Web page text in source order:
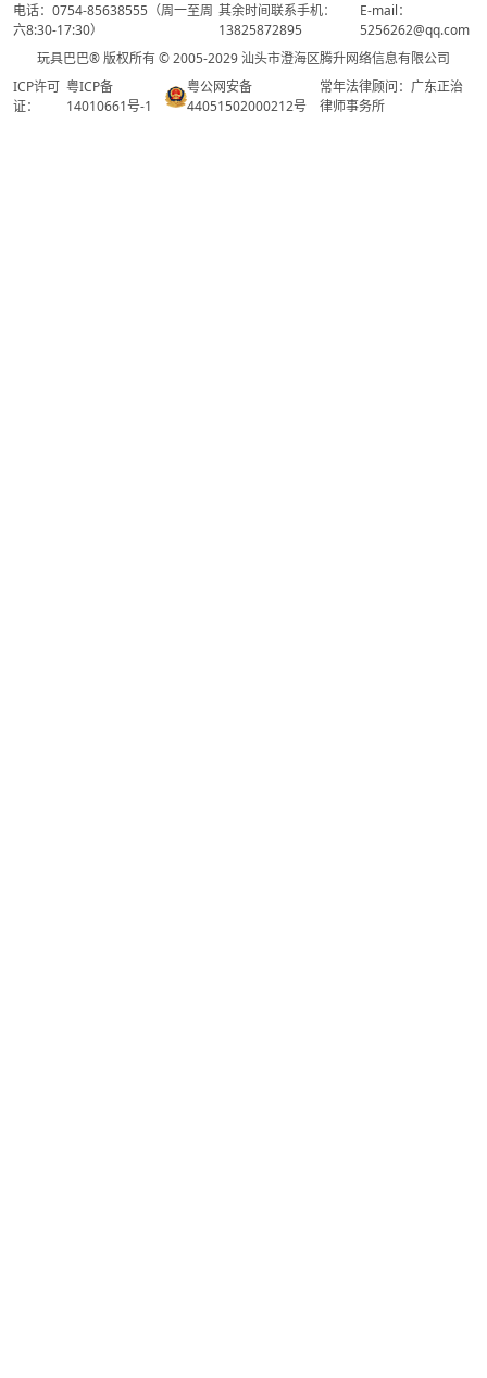
电话：0754-85638555（周一至周
六8:30-17:30）
其余时间联系手机：
13825872895
E-mail：
5256262@qq.com
玩具巴巴® 版权所有 © 2005-2029 汕头市澄海区腾升网络信息有限公司
ICP许可
证：
粤ICP备
14010661号-1
粤公网安备
44051502000212号
常年法律顾问：广东正治
律师事务所